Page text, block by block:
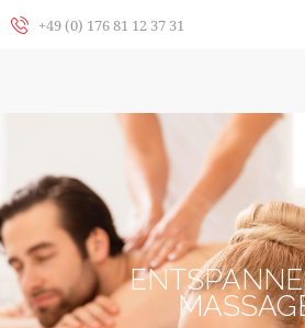
+49 (0) 176 81 12 37 31